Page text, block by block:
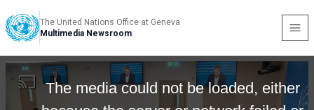
The United Nations Office at Geneva
Multimedia Newsroom
The media could not be loaded, either